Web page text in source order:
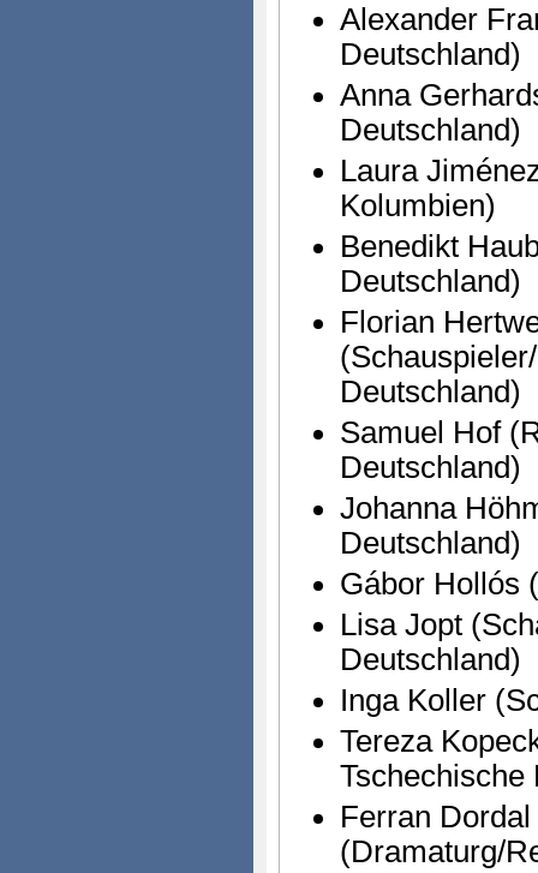
Alexander
Deutschland)
Anna
Deutschland)
Laura
Kolumbien)
Benedikt
Deutschland)
Florian
Deutschland)
Samuel Hof
Deutschland)
Johanna
Deutschland)
Gábor Hollós
Lisa Jopt
Deutschland)
Inga Koller
Tereza
Tschechische
Ferran
(Dramaturg/